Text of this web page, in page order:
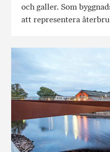
och galler. Som
att representera